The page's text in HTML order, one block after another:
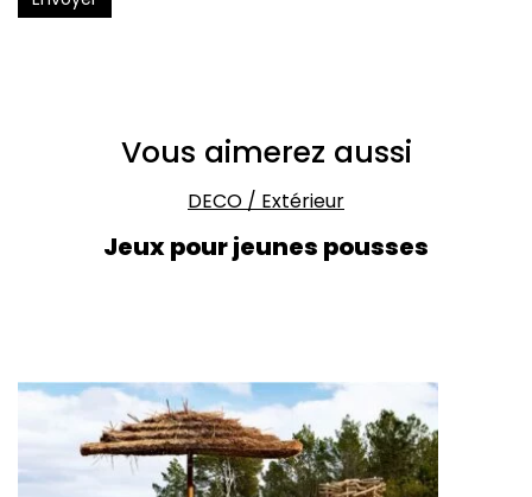
Vous aimerez aussi
DECO / Extérieur
Jeux pour jeunes pousses